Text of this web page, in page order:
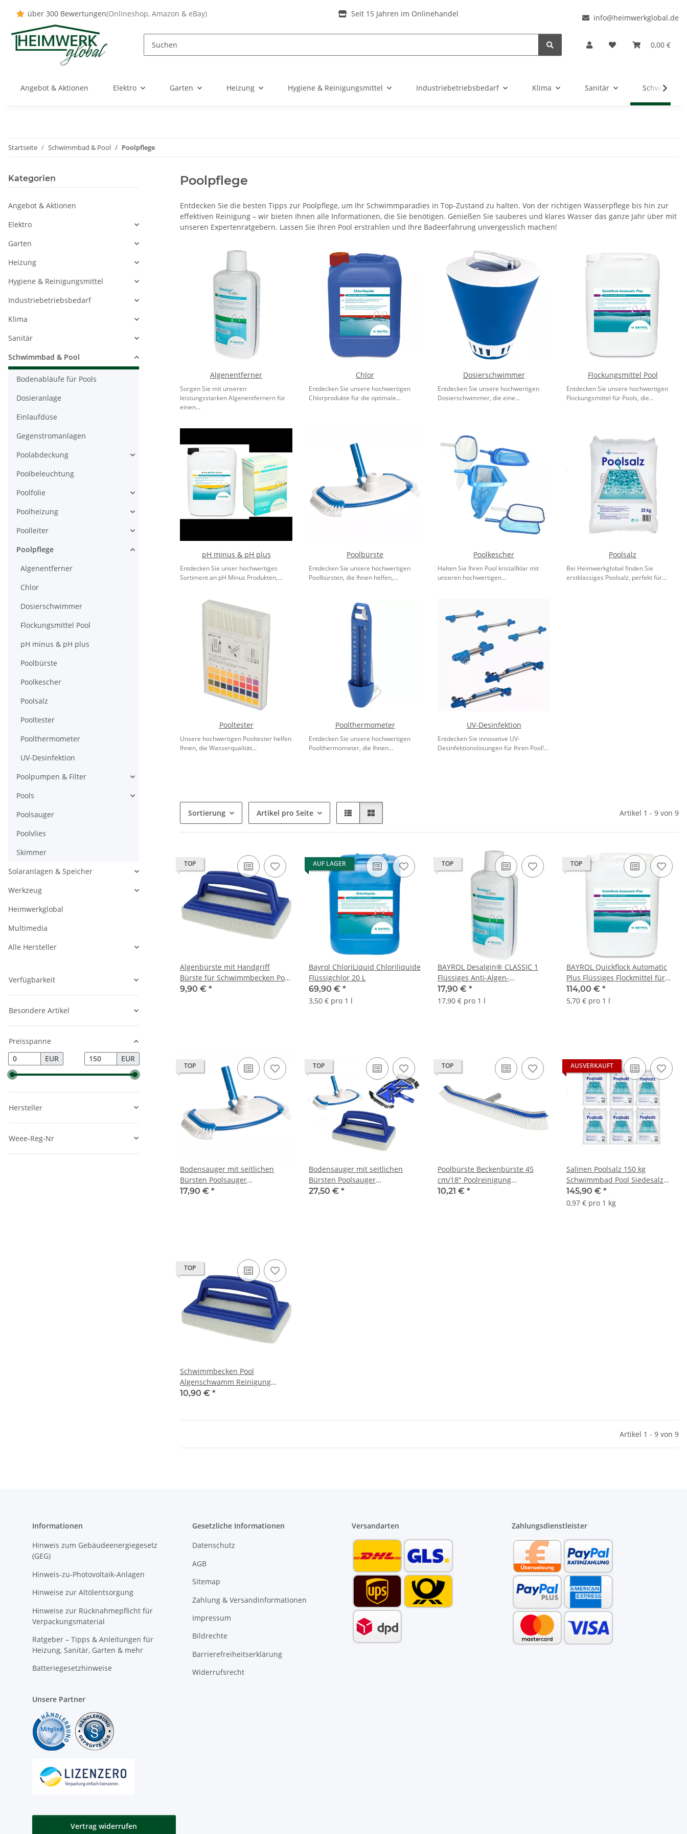
über 300 Bewertungen(Onlineshop, Amazon & eBay) Seit 15 Jahren im Onlinehandel info@heimwerkglobal.de
0,00 €
Angebot & Aktionen Elektro Garten Heizung Hygiene & Reinigungsmittel Industriebetriebsbedarf Klima Sanitär
Startseite Schwimmbad & Pool Poolpflege
Poolpflege
Entdecken Sie die besten Tipps zur Poolpflege, um Ihr Schwimmparadies in Top-Zustand zu halten. Von der richtigen Wasserpflege bis hin zur
effektiven Reinigung – wir bieten Ihnen alle Informationen, die Sie benötigen. Genießen Sie sauberes und klares Wasser das ganze Jahr über mit
unseren Expertenratgebern. Lassen Sie Ihren Pool erstrahlen und Ihre Badeerfahrung unvergesslich machen!
Algenentferner
Sorgen Sie mit unseren
leistungsstarken Algenentfernern für
einen...
Chlor
Entdecken Sie unsere hochwertigen
Chlorprodukte für die optimale...
Dosierschwimmer
Entdecken Sie unsere hochwertigen
Dosierschwimmer, die eine...
Flockungsmittel Pool
Entdecken Sie unsere hochwertigen
Flockungsmittel für Pools, die...
pH minus & pH plus
Entdecken Sie unser hochwertiges
Sortiment an pH Minus Produkten,...
Poolbürste
Entdecken Sie unsere hochwertigen
Poolbürsten, die Ihnen helfen,...
Poolkescher
Halten Sie Ihren Pool kristallklar mit
unseren hochwertigen...
Poolsalz
Bei Heimwerkglobal finden Sie
erstklassiges Poolsalz, perfekt für...
Pooltester
Unsere hochwertigen Pooltester helfen
Ihnen, die Wasserqualität...
Poolthermometer
Entdecken Sie unsere hochwertigen
Poolthermometer, die Ihnen...
UV-Desinfektion
Entdecken Sie innovative UV-
Desinfektionslösungen für Ihren Pool!...
Sortierung Artikel pro Seite Artikel 1 - 9 von 9
TOP
Algenbürste mit Handgriff
Bürste für Schwimmbecken Pool
Reinigung
9,90 € *
AUF LAGER
Bayrol ChloriLiquid Chloriliquide
Flüssigchlor 20 L
69,90 € *
3,50 € pro 1 l
TOP
BAYROL Desalgin® CLASSIC 1
Flüssiges Anti-Algen-
Konzentrat1 L
17,90 € *
17,90 € pro 1 l
TOP
BAYROL Quickflock Automatic
Plus Flüssiges Flockmittel für
Filteranlagen 20 L
114,00 € *
5,70 € pro 1 l
TOP
Bodensauger mit seitlichen
Bürsten Poolsauger
Bodensaugerbürste
17,90 € *
TOP
Bodensauger mit seitlichen
Bürsten Poolsauger
Bodensaugerbürste mit
27,50 € *
TOP
Poolbürste Beckenbürste 45
cm/18" Poolreinigung
Schwimmbecken Reinigungs
10,21 € *
AUSVERKAUFT
Salinen Poolsalz 150 kg
Schwimmbad Pool Siedesalz
Salz Wasser
145,90 € *
0,97 € pro 1 kg
TOP
Schwimmbecken Pool
Algenschwamm Reinigung
Algenbürste mit Handgriff
10,90 € *
Artikel 1 - 9 von 9
Kategorien
Angebot & Aktionen
Elektro
Garten
Heizung
Hygiene & Reinigungsmittel
Industriebetriebsbedarf
Klima
Sanitär
Schwimmbad & Pool
Bodenabläufe für Pools
Dosieranlage
Einlaufdüse
Gegenstromanlagen
Poolabdeckung
Poolbeleuchtung
Poolfolie
Poolheizung
Poolleiter
Poolpflege
Algenentferner
Chlor
Dosierschwimmer
Flockungsmittel Pool
pH minus & pH plus
Poolbürste
Poolkescher
Poolsalz
Pooltester
Poolthermometer
UV-Desinfektion
Poolpumpen & Filter
Pools
Poolsauger
Poolvlies
Skimmer
Solaranlagen & Speicher
Werkzeug
Heimwerkglobal
Multimedia
Alle Hersteller
Verfügbarkeit
Besondere Artikel
Preisspanne
EUR
EUR
Hersteller
Weee-Reg-Nr
Informationen
Hinweis zum Gebäudeenergiegesetz
(GEG)
Hinweis-zu-Photovoltaik-Anlagen
Hinweise zur Altölentsorgung
Hinweise zur Rücknahmepflicht für
Verpackungsmaterial
Ratgeber – Tipps & Anleitungen für
Heizung, Sanitär, Garten & mehr
Batteriegesetzhinweise
Gesetzliche Informationen
Datenschutz
AGB
Sitemap
Zahlung & Versandinformationen
Impressum
Bildrechte
Barrierefreiheitserklärung
Widerrufsrecht
Versandarten Zahlungsdienstleister
Unsere Partner
Vertrag widerrufen